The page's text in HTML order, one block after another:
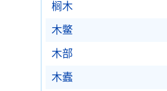
榈木
木鳖
木部
木蠹